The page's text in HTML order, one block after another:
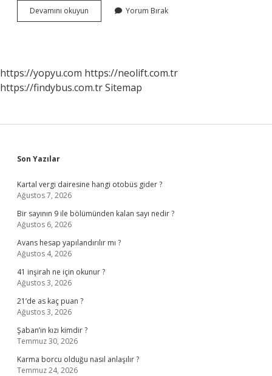
Devamını okuyun
Balta
Yorum Bırak
https://yopyu.com https://neolift.com.tr
https://findybus.com.trSitemap
Sidebar
Son Yazılar
Kartal vergi dairesine hangi otobüs gider ?
Ağustos 7, 2026
Bir sayının 9 ile bölümünden kalan sayı nedir ?
Ağustos 6, 2026
Avans hesap yapılandırılır mı ?
Ağustos 4, 2026
41 inşirah ne için okunur ?
Ağustos 3, 2026
21’de as kaç puan ?
Ağustos 3, 2026
Şaban’ın kızı kimdir ?
Temmuz 30, 2026
Karma borcu olduğu nasıl anlaşılır ?
Temmuz 24, 2026